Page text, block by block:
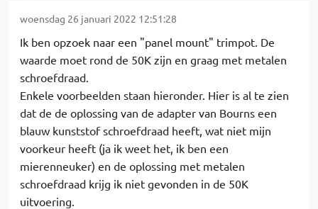
woensdag 26 januari 2022 12:51:28
Ik ben opzoek naar een "panel mount" trimpot. De
waarde moet rond de 50K zijn en graag met metalen
schroefdraad.
Enkele voorbeelden staan hieronder. Hier is al te zien
dat de de oplossing van de adapter van Bourns een
blauw kunststof schroefdraad heeft, wat niet mijn
voorkeur heeft (ja ik weet het, ik ben een
mierenneuker) en de oplossing met metalen
schroefdraad krijg ik niet gevonden in de 50K
uitvoering.